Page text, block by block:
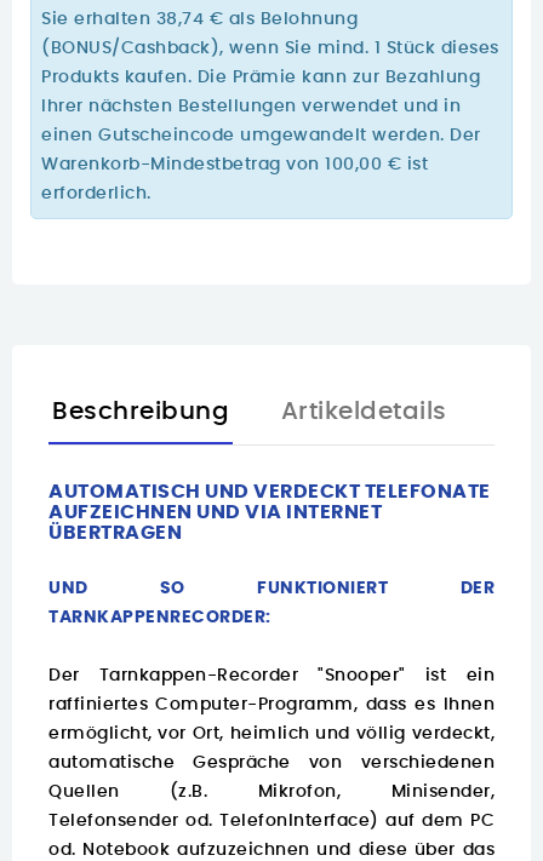
Sie erhalten 38,74 € als Belohnung
(BONUS/Cashback), wenn Sie mind. 1 Stück dieses
Produkts kaufen. Die Prämie kann zur Bezahlung
Ihrer nächsten Bestellungen verwendet und in
einen Gutscheincode umgewandelt werden. Der
Warenkorb-Mindestbetrag von 100,00 € ist
erforderlich.
Beschreibung Artikeldetails
AUTOMATISCH UND VERDECKT TELEFONATE
AUFZEICHNEN UND VIA INTERNET
ÜBERTRAGEN
UND SO FUNKTIONIERT DER
TARNKAPPENRECORDER:
Der Tarnkappen-Recorder "Snooper" ist ein
raffiniertes Computer-Programm, dass es Ihnen
ermöglicht, vor Ort, heimlich und völlig verdeckt,
automatische Gespräche von verschiedenen
Quellen (z.B. Mikrofon, Minisender,
Telefonsender od. TelefonInterface) auf dem PC
od. Notebook aufzuzeichnen und diese über das